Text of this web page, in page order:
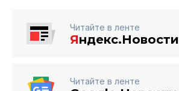
Читайте в ленте
Яндекс.Новости
Читайте в ленте